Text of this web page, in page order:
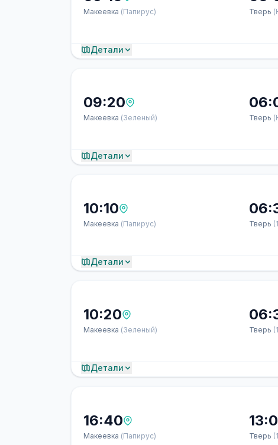
Макеевка (Папирус) Тверь
Детали
09:20
Макеевка (Зеленый) Тверь
Детали
10:10
Макеевка (Папирус) Тверь
Детали
10:20
Макеевка (Зеленый) Тверь
Детали
16:40
Макеевка (Папирус) Тверь